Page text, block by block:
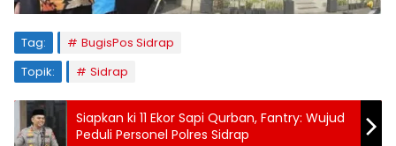
Tag:
BugisPos Sidrap
Topik:
Sidrap
Siapkan ki 11 Ekor Sapi Qurban, Fantry: Wujud
Peduli Personel Polres Sidrap